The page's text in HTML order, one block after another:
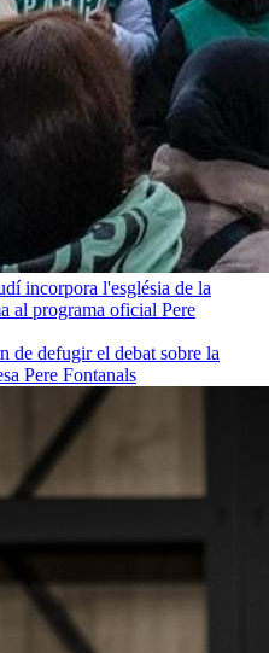
incorpora l'església de la
al programa oficial Pere
de defugir el debat sobre la
Pere Fontanals